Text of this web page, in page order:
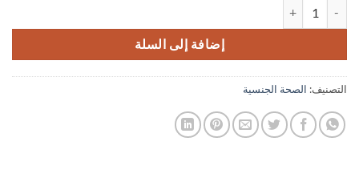
إضافة إلى السلة
التصنيف: الصحة الجنسية